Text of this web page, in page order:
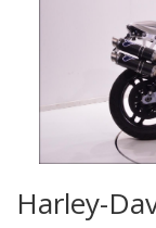
Harley-